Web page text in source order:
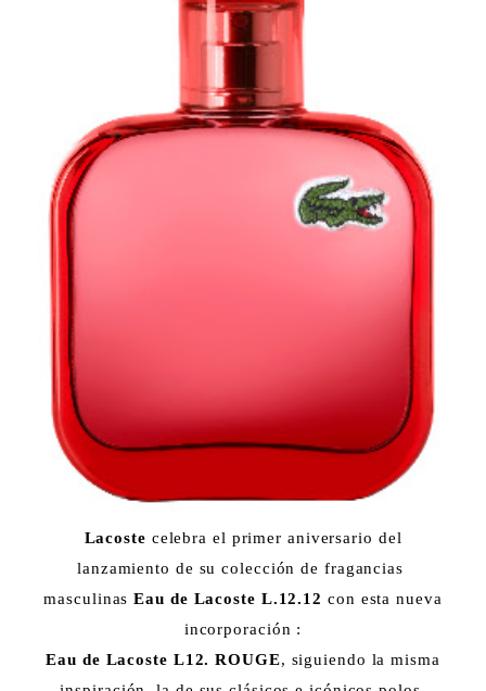
Lacoste celebra el primer aniversario del
lanzamiento de su colección de fragancias
masculinasEau de Lacoste L.12.12 con esta nueva
incorporación :
Eau de Lacoste L12. ROUGE, siguiendo la misma